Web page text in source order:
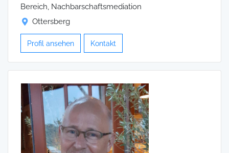
Bereich, Nachbarschaftsmediation
Ottersberg
Profil ansehen Kontakt